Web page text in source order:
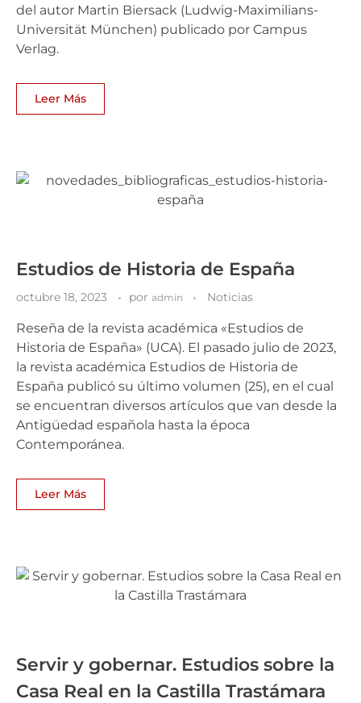
del autor Martin Biersack (Ludwig-Maximilians-
Universität München) publicado por Campus
Verlag.
Leer Más
Estudios de Historia de España
octubre 18, 2023 por admin Noticias
Reseña de la revista académica «Estudios de
Historia de España» (UCA). El pasado julio de 2023,
la revista académica Estudios de Historia de
España publicó su último volumen (25), en el cual
se encuentran diversos artículos que van desde la
Antigüedad española hasta la época
Contemporánea.
Leer Más
Servir y gobernar. Estudios sobre la
Casa Real en la Castilla Trastámara